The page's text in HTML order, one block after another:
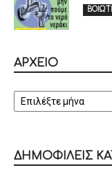
ΑΡΧΕΙΟ
ΔΗΜΟΦΙΛΕΙΣ